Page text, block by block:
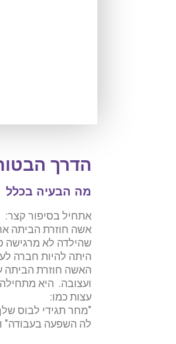
הדרך
מה הבעיה בכלל
אתחיל בסיפור קצר:
אשה חוזרת הביתה
שהילדה לא מרגישה
היתה להיות חברה
האשה חוזרת הביתה
ועצובה. היא
עצות כמו:
"מחר תגידי לבוס
לה השפעה בעבודה"